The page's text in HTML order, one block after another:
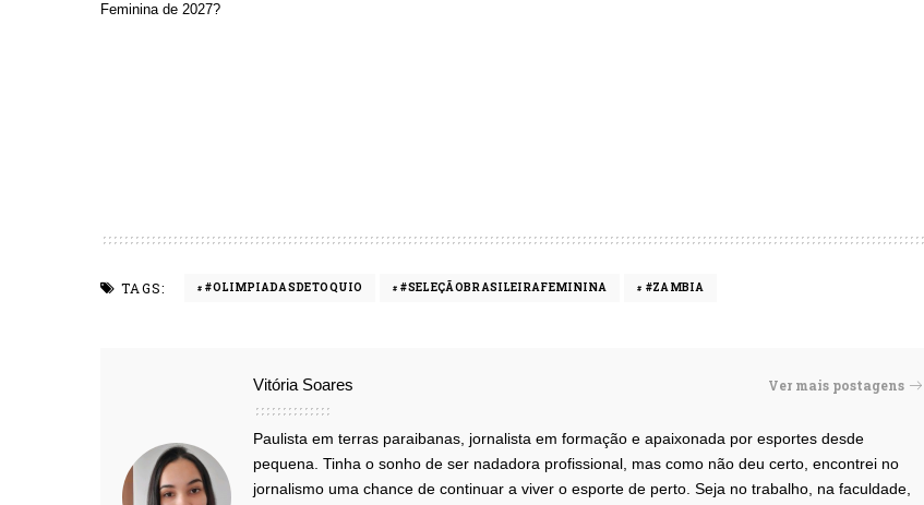
Feminina de 2027?
TAGS: #OLIMPIADASDETOQUIO #SELEÇÃOBRASILEIRAFEMININA #ZAMBIA
Vitória Soares Ver mais postagens
Paulista em terras paraibanas, jornalista em formação e apaixonada por esportes desde
pequena. Tinha o sonho de ser nadadora profissional, mas como não deu certo, encontrei no
jornalismo uma chance de continuar a viver o esporte de perto. Seja no trabalho, na faculdade,